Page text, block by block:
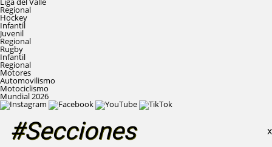
Regional
Hockey
Infantil
Juvenil
Regional
Rugby
Infantil
Regional
Motores
Automovilismo
Motociclismo
Mundial 2026
#Secciones X